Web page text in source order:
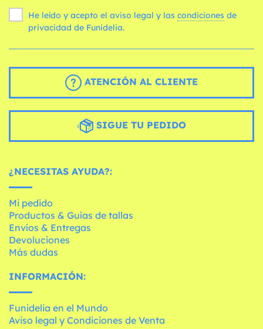
He leído y acepto el aviso legal y las condiciones
privacidad de Funidelia.
ATENCIÓN AL CLIENTE
SIGUE TU PEDIDO
¿NECESITAS AYUDA?:
Mi pedido
Productos & Guías de tallas
Envíos & Entregas
Devoluciones
Más dudas
INFORMACIÓN:
Funidelia en el Mundo
Aviso legal y Condiciones de Venta